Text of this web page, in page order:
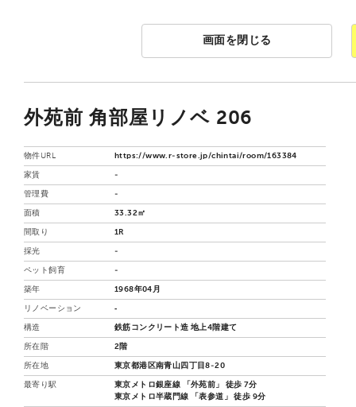
画面を閉じる
外苑前 角部屋リノベ 206
物件URL https://www.r-store.jp/chintai/room/163384
家賃 -
管理費 -
面積 33.32㎡
間取り 1R
採光 -
ペット飼育 -
築年 1968年04月
リノベーション ‐
構造 鉄筋コンクリート造 地上4階建て
所在階 2階
所在地 東京都港区南青山四丁目8-20
最寄り駅
東京メトロ銀座線 「外苑前」 徒歩 7分
東京メトロ半蔵門線 「表参道」 徒歩 9分